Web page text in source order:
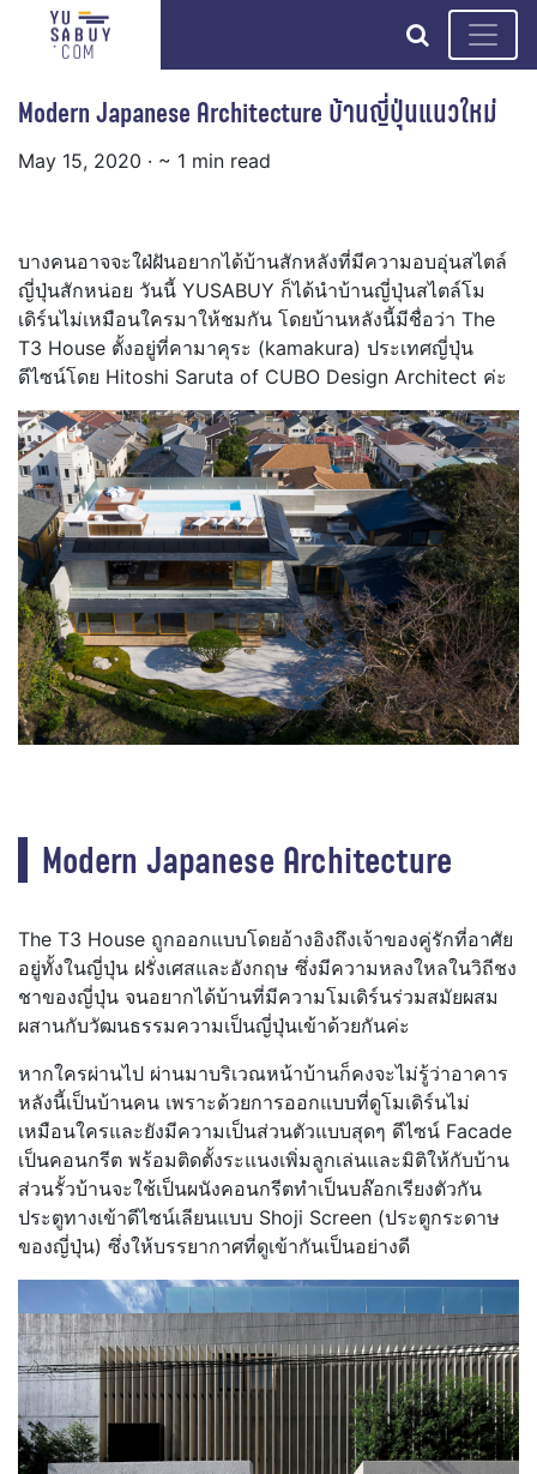
search
Modern Japanese Architecture บ้านญี่ปุ่นแนวใหม่
May 15, 2020 · ~ 1 min read
บางคนอาจจะใฝ่ฝันอยากได้บ้านสักหลังที่มีความอบอุ่นสไตล์
ญี่ปุ่นสักหน่อย วันนี้ YUSABUY ก็ได้นำบ้านญี่ปุ่นสไตล์โม
เดิร์นไม่เหมือนใครมาให้ชมกัน โดยบ้านหลังนี้มีชื่อว่า The
T3 House ตั้งอยู่ที่คามาคุระ (kamakura) ประเทศญี่ปุ่น
ดีไซน์โดย Hitoshi Saruta of CUBO Design Architect ค่ะ
Modern Japanese Architecture
The T3 House ถูกออกแบบโดยอ้างอิงถึงเจ้าของคู่รักที่อาศัย
อยู่ทั้งในญี่ปุ่น ฝรั่งเศสและอังกฤษ ซึ่งมีความหลงใหลในวิถีชง
ชาของญี่ปุ่น จนอยากได้บ้านที่มีความโมเดิร์นร่วมสมัยผสม
ผสานกับวัฒนธรรมความเป็นญี่ปุ่นเข้าด้วยกันค่ะ
หากใครผ่านไป ผ่านมาบริเวณหน้าบ้านก็คงจะไม่รู้ว่าอาคาร
หลังนี้เป็นบ้านคน เพราะด้วยการออกแบบที่ดูโมเดิร์นไม่
เหมือนใครและยังมีความเป็นส่วนตัวแบบสุดๆ ดีไซน์ Facade
เป็นคอนกรีต พร้อมติดตั้งระแนงเพิ่มลูกเล่นและมิติให้กับบ้าน
ส่วนรั้วบ้านจะใช้เป็นผนังคอนกรีตทำเป็นบล๊อกเรียงตัวกัน
ประตูทางเข้าดีไซน์เลียนแบบ Shoji Screen (ประตูกระดาษ
ของญี่ปุ่น) ซึ่งให้บรรยากาศที่ดูเข้ากันเป็นอย่างดี